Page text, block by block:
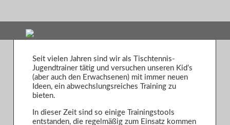
Seit vielen Jahren sind wir als Tischtennis-
Jugendtrainer tätig und versuchen unseren Kid’s
(aber auch den Erwachsenen) mit immer neuen
Ideen, ein abwechslungsreiches Training zu
bieten.
In dieser Zeit sind so einige Trainingstools
entstanden, die regelmäßig zum Einsatz kommen